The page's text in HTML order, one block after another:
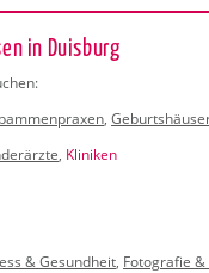
in Duisburg
,
, Kliniken
& Gesundheit, Fotografie